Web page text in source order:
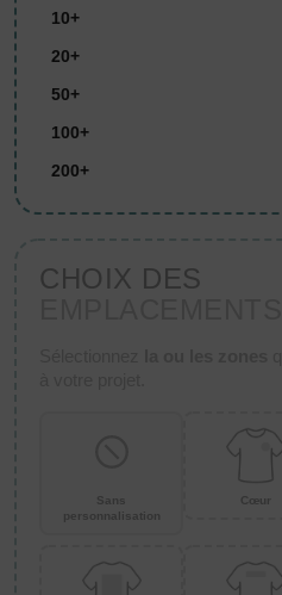
10+
20+
50+
100+
200+
CHOIX DES
Sans
personnalisation
Cœur